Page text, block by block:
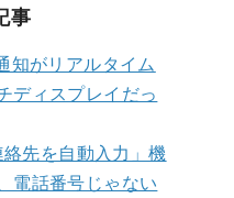
事
知がリアルタイム
ディスプレイだっ
先を自動入力」機
電話番号じゃない